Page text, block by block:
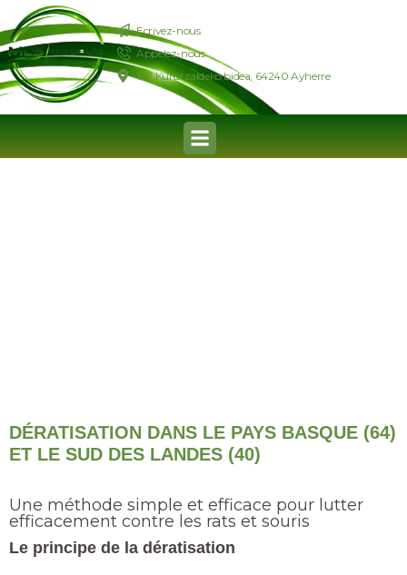
Ecrivez-nous
Appelez-nous
187 Kurutzaldeko bidea, 64240 Ayherre
DÉRATISATION DANS LE PAYS BASQUE (64)
ET LE SUD DES LANDES (40)
Une méthode simple et efficace pour lutter
efficacement contre les rats et souris
Le principe de la dératisation